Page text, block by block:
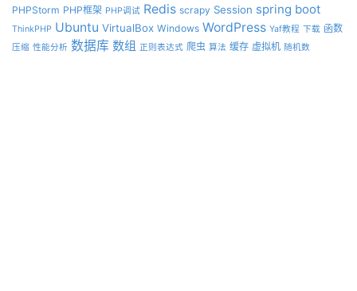
PHPStorm PHP框架 PHP调试 Redis scrapy Session spring boot
ThinkPHP Ubuntu VirtualBox Windows WordPress Yaf教程 下载 函数
压缩 性能分析 数据库 数组 正则表达式 爬虫 算法 缓存 虚拟机 随机数